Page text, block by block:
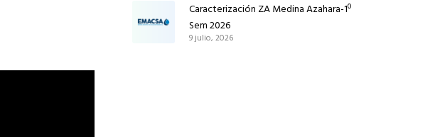
Caracterización ZA Medina Azahara-1º
Sem 2026
9 julio, 2026